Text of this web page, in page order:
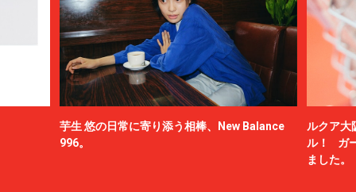
芋生 悠の日常に寄り添う相棒、New Balance
996。
ルクア大
ル！ ガ
ました。